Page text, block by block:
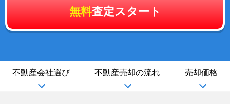
無料査定スタート
不動産会社選び 不動産売却の流れ 売却価格